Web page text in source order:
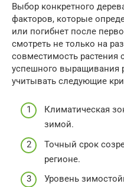
Выбор конкретного
факторов, которые
или погибнет после
смотреть не только на
совместимость растения
успешного выращивания
учитывать следующие
Климатическая
зимой.
Точный срок
регионе.
Уровень